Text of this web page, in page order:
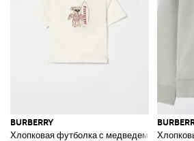
BURBERRY
Хлопковая футболка с медведем